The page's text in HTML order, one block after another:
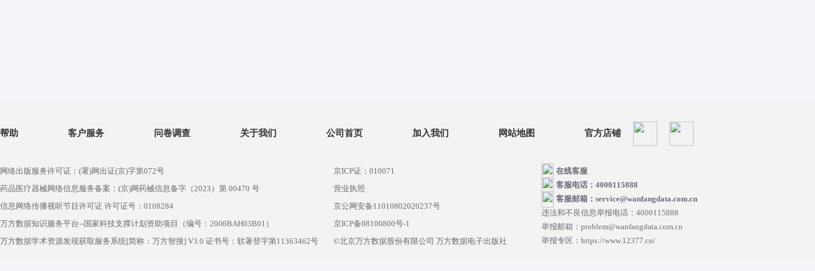
帮助 客户服务 问卷调查 关于我们 公司首页 加入我们 网站地图 官方店铺
网络出版服务许可证：(署)网出证(京)字第072号
药品医疗器械网络信息服务备案：(京)网药械信息备字（2023）第 00470 号
信息网络传播视听节目许可证 许可证号：0108284
万方数据知识服务平台--国家科技支撑计划资助项目（编号：2006BAH03B01）
万方数据学术资源发现获取服务系统[简称：万方智搜] V3.0 证书号：软著登字第11363462号
京ICP证：010071
营业执照
京公网安备11010802020237号
京ICP备08100800号-1
©北京万方数据股份有限公司 万方数据电子出版社
在线客服
客服电话：4000115888
客服邮箱：service@wanfangdata.com.cn
违法和不良信息举报电话：4000115888
举报邮箱：problem@wanfangdata.com.cn
举报专区：https://www.12377.cn/